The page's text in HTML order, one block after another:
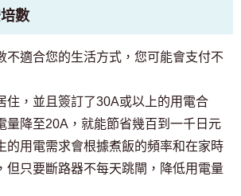
數
不適合您的生活方式，您可能會支付不
住，並且簽訂了30A或以上的用電合
量降至20A，就能節省幾百到一千日元
的用電需求會根據煮飯的頻率和在家時
但只要斷路器不每天跳閘，降低用電量